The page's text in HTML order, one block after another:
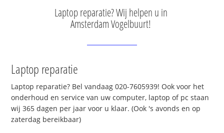
Laptop reparatie? Wij helpen u in
Amsterdam Vogelbuurt!
Laptop reparatie
Laptop reparatie? Bel vandaag 020-7605939! Ook voor het
onderhoud en service van uw computer, laptop of pc staan
wij 365 dagen per jaar voor u klaar. (Ook 's avonds en op
zaterdag bereikbaar)